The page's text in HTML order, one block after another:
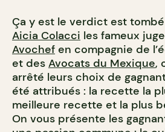
Ça y est le verdict est
Aicia Colacci les fameux
Avochef en compagnie de
et des Avocats du Mexique,
arrêté leurs choix de
été attribués : la recette la
meilleure recette et la plus
On vous présente les